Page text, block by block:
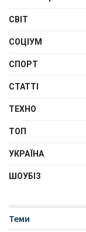
СВІТ
СОЦІУМ
СПОРТ
СТАТТІ
ТЕХНО
ТОП
УКРАЇНА
ШОУБІЗ
Теми